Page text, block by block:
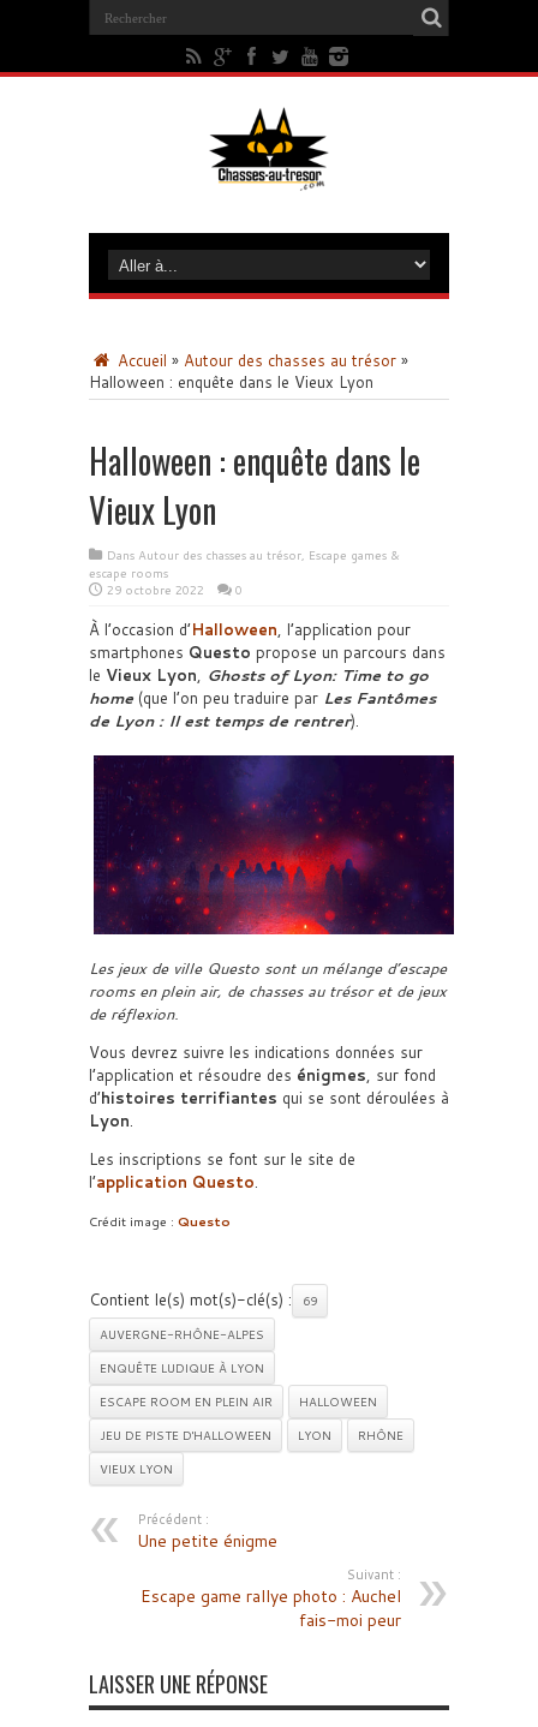
Accueil » Autour des chasses au trésor »
Halloween : enquête dans le Vieux Lyon
Halloween : enquête dans le
Vieux Lyon
Dans Autour des chasses au trésor, Escape games &
escape rooms
29 octobre 2022
0
À l’occasion d’Halloween, l’application pour
smartphones Questo propose un parcours dans
le Vieux Lyon, Ghosts of Lyon: Time to go
home(que l’on peu traduire par Les Fantômes
de Lyon : Il est temps de rentrer).
Les jeux de ville Questo sont un mélange d’escape
rooms en plein air, de chasses au trésor et de jeux
de réflexion.
Vous devrez suivre les indications données sur
l’application et résoudre des énigmes, sur fond
d’histoires terrifiantes qui se sont déroulées à
Lyon.
Les inscriptions se font sur le site de
l’application Questo.
Crédit image : Questo
Contient le(s) mot(s)-clé(s) :
69
AUVERGNE-RHÔNE-ALPES
ENQUÊTE LUDIQUE À LYON
ESCAPE ROOM EN PLEIN AIR
HALLOWEEN
JEU DE PISTE D'HALLOWEEN
LYON
RHÔNE
VIEUX LYON
Précédent :
Une petite énigme
Suivant :
Escape game rallye photo : Auchel
fais-moi peur
LAISSER UNE RÉPONSE